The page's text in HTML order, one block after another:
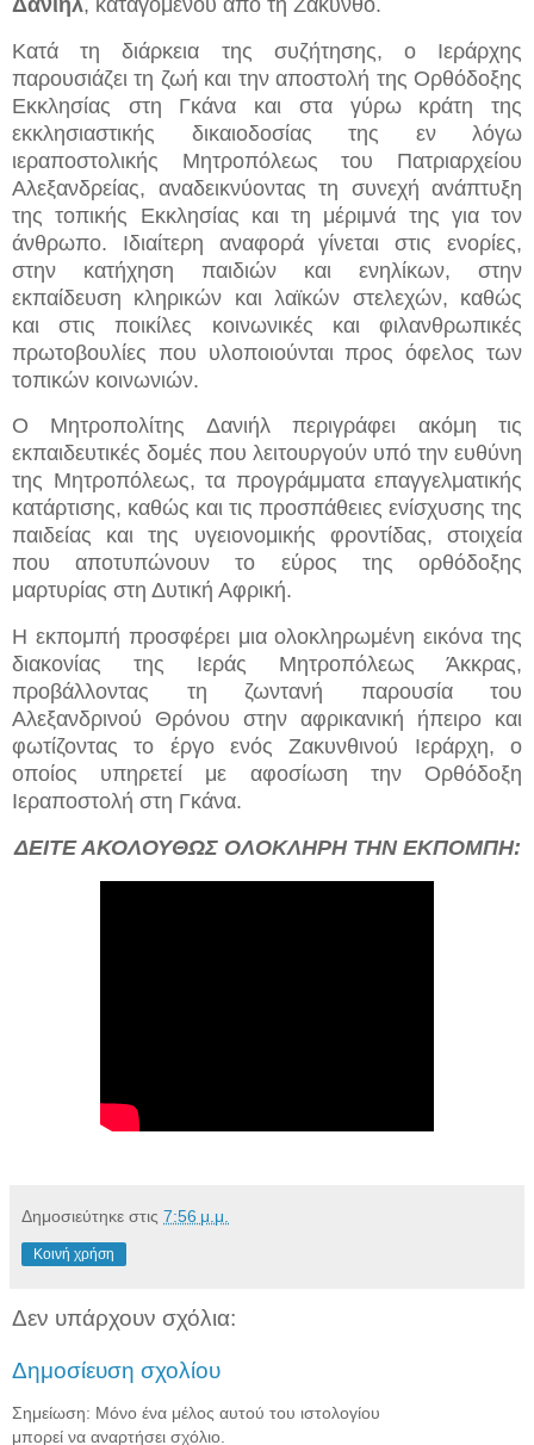
Κατά τη διάρκεια της συζήτησης, ο Ιεράρχης
παρουσιάζει τη ζωή και την αποστολή της Ορθόδοξης
Εκκλησίας στη Γκάνα και στα γύρω κράτη της
εκκλησιαστικής δικαιοδοσίας της εν λόγω
ιεραποστολικής Μητροπόλεως του Πατριαρχείου
Αλεξανδρείας, αναδεικνύοντας τη συνεχή ανάπτυξη
της τοπικής Εκκλησίας και τη μέριμνά της για τον
άνθρωπο. Ιδιαίτερη αναφορά γίνεται στις ενορίες,
στην κατήχηση παιδιών και ενηλίκων, στην
εκπαίδευση κληρικών και λαϊκών στελεχών, καθώς
και στις ποικίλες κοινωνικές και φιλανθρωπικές
πρωτοβουλίες που υλοποιούνται προς όφελος των
τοπικών κοινωνιών.
Ο Μητροπολίτης Δανιήλ περιγράφει ακόμη τις
εκπαιδευτικές δομές που λειτουργούν υπό την ευθύνη
της Μητροπόλεως, τα προγράμματα επαγγελματικής
κατάρτισης, καθώς και τις προσπάθειες ενίσχυσης της
παιδείας και της υγειονομικής φροντίδας, στοιχεία
που αποτυπώνουν το εύρος της ορθόδοξης
μαρτυρίας στη Δυτική Αφρική.
Η εκπομπή προσφέρει μια ολοκληρωμένη εικόνα της
διακονίας της Ιεράς Μητροπόλεως Άκκρας,
προβάλλοντας τη ζωντανή παρουσία του
Αλεξανδρινού Θρόνου στην αφρικανική ήπειρο και
φωτίζοντας το έργο ενός Ζακυνθινού Ιεράρχη, ο
οποίος υπηρετεί με αφοσίωση την Ορθόδοξη
Ιεραποστολή στη Γκάνα.
ΔΕΙΤΕ ΑΚΟΛΟΥΘΩΣ ΟΛΟΚΛΗΡΗ ΤΗΝ ΕΚΠΟΜΠΗ:
Δημοσιεύτηκε στις 7:56 μ.μ.
Κοινή χρήση
Δεν υπάρχουν σχόλια:
Δημοσίευση σχολίου
Σημείωση: Μόνο ένα μέλος αυτού του ιστολογίου
μπορεί να αναρτήσει σχόλιο.